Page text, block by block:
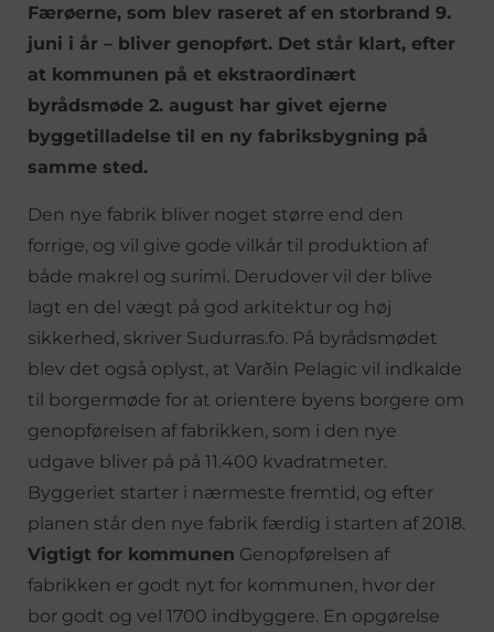
Færøerne, som blev raseret af en storbrand 9.
juni i år – bliver genopført. Det står klart, efter
at kommunen på et ekstraordinært
byrådsmøde 2. august har givet ejerne
byggetilladelse til en ny fabriksbygning på
samme sted.
Den nye fabrik bliver noget større end den
forrige, og vil give gode vilkår til produktion af
både makrel og surimi. Derudover vil der blive
lagt en del vægt på god arkitektur og høj
sikkerhed, skriver Sudurras.fo. På byrådsmødet
blev det også oplyst, at Varðin Pelagic vil indkalde
til borgermøde for at orientere byens borgere om
genopførelsen af fabrikken, som i den nye
udgave bliver på på 11.400 kvadratmeter.
Byggeriet starter i nærmeste fremtid, og efter
planen står den nye fabrik færdig i starten af 2018.
Vigtigt for kommunen Genopførelsen af
fabrikken er godt nyt for kommunen, hvor der
bor godt og vel 1700 indbyggere. En opgørelse